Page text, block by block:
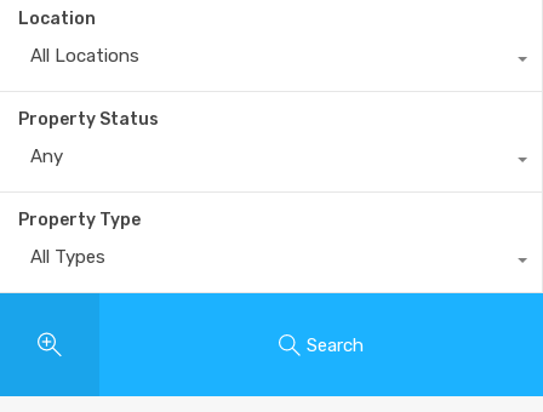
Location
All Locations
Property Status
Any
Property Type
All Types
Search